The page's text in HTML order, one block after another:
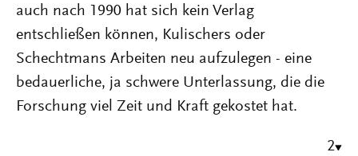
auch nach 1990 hat sich kein Verlag
entschließen können, Kulischers oder
Schechtmans Arbeiten neu aufzulegen - eine
bedauerliche, ja schwere Unterlassung, die die
Forschung viel Zeit und Kraft gekostet hat.
2